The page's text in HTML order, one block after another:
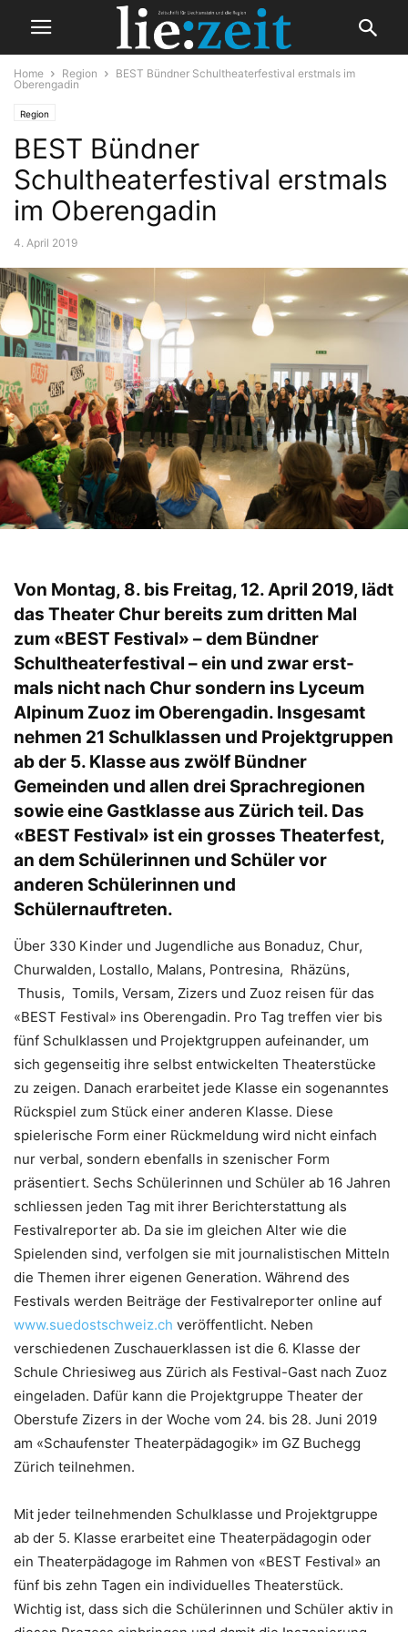
Home Region
BEST Bündner Schultheaterfestival erstmals im
Oberengadin
Region
BEST Bündner
Schultheaterfestival erstmals
im Oberengadin
4. April 2019
Von Montag, 8. bis Freitag, 12. April 2019, lädt
das Theater Chur bereits zum dritten Mal
zum «BEST Festival» – dem Bündner
Schultheaterfestival – ein und zwar erst-
mals nicht nach Chur sondern ins Lyceum
Alpinum Zuoz im Oberengadin. Insgesamt
nehmen 21 Schulklassen und Projektgruppen
ab der 5. Klasse aus zwölf Bündner
Gemeinden und allen drei Sprachregionen
sowie eine Gastklasse aus Zürich teil. Das
«BEST Festival» ist ein grosses Theaterfest,
an dem Schülerinnen und Schüler vor
anderen Schülerinnen und
Schülernauftreten.
Über 330 Kinder und Jugendliche aus Bonaduz, Chur,
Churwalden, Lostallo, Malans, Pontresina, Rhäzüns,
Thusis, Tomils, Versam, Zizers und Zuoz reisen für das
«BEST Festival» ins Oberengadin. Pro Tag treffen vier bis
fünf Schulklassen und Projektgruppen aufeinander, um
sich gegenseitig ihre selbst entwickelten Theaterstücke
zu zeigen. Danach erarbeitet jede Klasse ein sogenanntes
Rückspiel zum Stück einer anderen Klasse. Diese
spielerische Form einer Rückmeldung wird nicht einfach
nur verbal, sondern ebenfalls in szenischer Form
präsentiert. Sechs Schülerinnen und Schüler ab 16 Jahren
schliessen jeden Tag mit ihrer Berichterstattung als
Festivalreporter ab. Da sie im gleichen Alter wie die
Spielenden sind, verfolgen sie mit journalistischen Mitteln
die Themen ihrer eigenen Generation. Während des
Festivals werden Beiträge der Festivalreporter online auf
www.suedostschweiz.ch veröffentlicht. Neben
verschiedenen Zuschauerklassen ist die 6. Klasse der
Schule Chriesiweg aus Zürich als Festival-Gast nach Zuoz
eingeladen. Dafür kann die Projektgruppe Theater der
Oberstufe Zizers in der Woche vom 24. bis 28. Juni 2019
am «Schaufenster Theaterpädagogik» im GZ Buchegg
Zürich teilnehmen.
Mit jeder teilnehmenden Schulklasse und Projektgruppe
ab der 5. Klasse erarbeitet eine Theaterpädagogin oder
ein Theaterpädagoge im Rahmen von «BEST Festival» an
fünf bis zehn Tagen ein individuelles Theaterstück.
Wichtig ist, dass sich die Schülerinnen und Schüler aktiv in